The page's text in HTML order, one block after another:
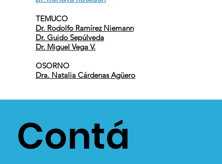
TEMUCO
Dr. Rodolfo Ramírez Niemann
Dr. Guido Sepúlveda
Dr. Miguel Vega V.
OSORNO
Dra. Natalia Cárdenas Agüero
Contá